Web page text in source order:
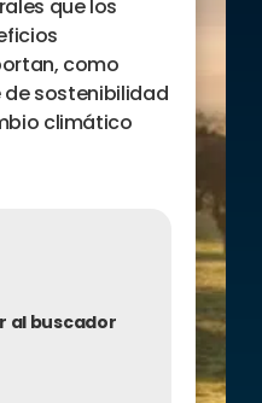
que los
como
sostenibilidad
climático
al buscador